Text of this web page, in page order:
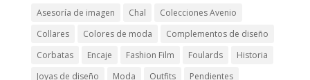
Asesoría de imagen Chal
Colecciones Avenio
Collares
Colores de moda
Complementos de diseño
Corbatas
Encaje Fashion Film Foulards
Historia
Joyas de diseño
Moda Outfits
Pendientes